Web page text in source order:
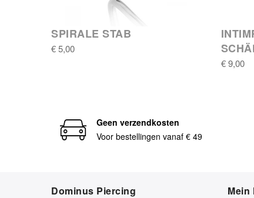
SPIRALE STAB
€ 5,00
€ 9,00
Geen verzendkosten
Voor bestellingen vanaf € 49
Dominus Piercing Mein